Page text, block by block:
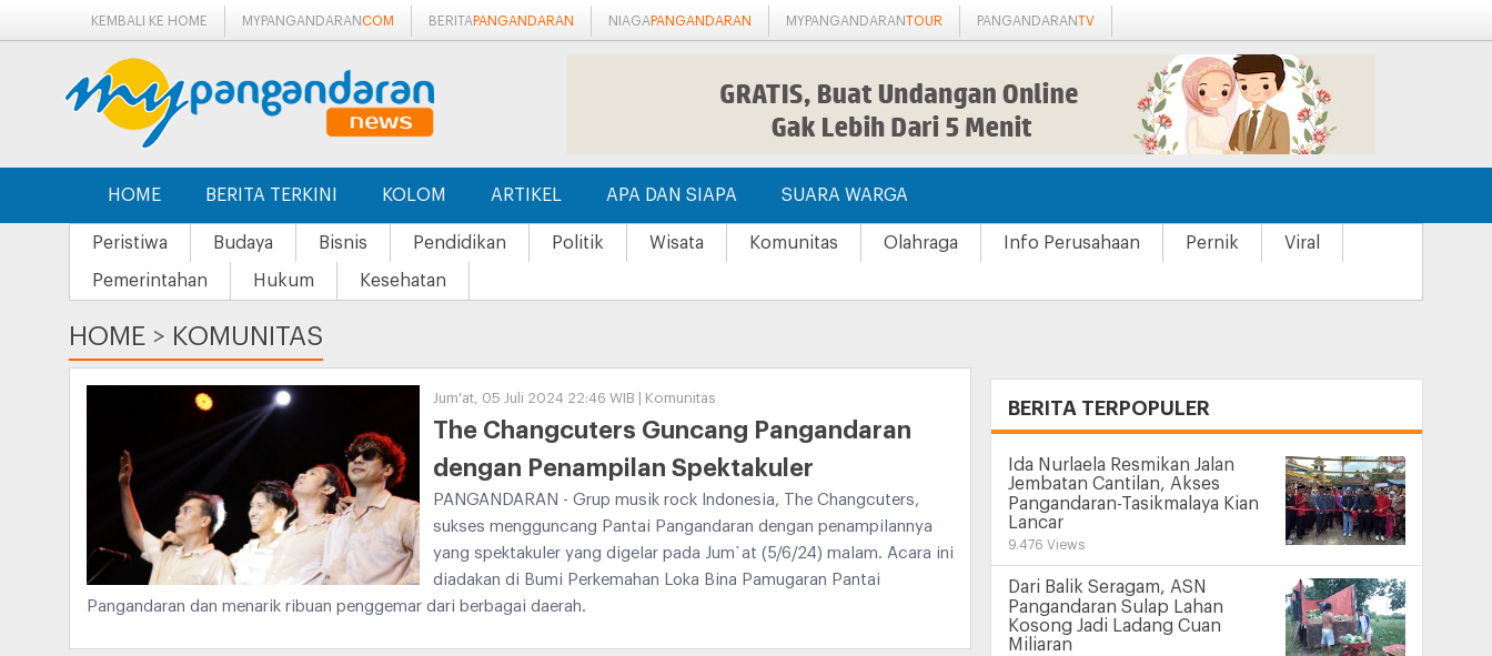
KEMBALI KE HOME MYPANGANDARANCOM BERITA PANGANDARAN NIAGA PANGANDARAN MYPANGANDARANTOUR PANGANDARANTV
HOME BERITA TERKINI KOLOM ARTIKEL APA DAN SIAPA SUARA WARGA
Peristiwa Budaya Bisnis Pendidikan Politik Wisata Komunitas Olahraga Info Perusahaan Pernik Viral
Pemerintahan Hukum Kesehatan
HOME > KOMUNITAS
Jum'at, 05 Juli 2024 22:46 WIB | Komunitas
The Changcuters Guncang Pangandaran
dengan Penampilan Spektakuler
PANGANDARAN - Grup musik rock Indonesia, The Changcuters,
sukses mengguncang Pantai Pangandaran dengan penampilannya
yang spektakuler yang digelar pada Jum`at (5/6/24) malam. Acara ini
diadakan di Bumi Perkemahan Loka Bina Pamugaran Pantai
Pangandaran dan menarik ribuan penggemar dari berbagai daerah.
BERITA TERPOPULER
Ida Nurlaela Resmikan Jalan
Jembatan Cantilan, Akses
Pangandaran-Tasikmalaya Kian
Lancar
9.476 Views
Dari Balik Seragam, ASN
Pangandaran Sulap Lahan
Kosong Jadi Ladang Cuan
Miliaran